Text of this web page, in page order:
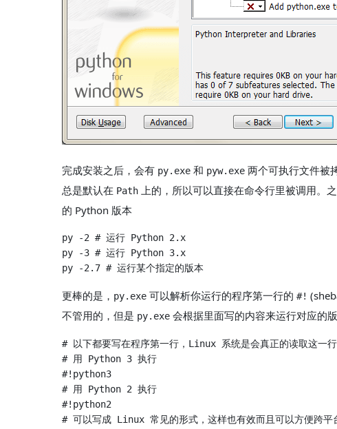
完成安装之后，会有 py.exe 和 pyw.exe 两个可执行文件被
总是默认在 Path 上的，所以可以直接在命令行里被调用。
的 Python 版本
更棒的是， py.exe 可以解析你运行的程序第一行的 #!
不管用的，但是 py.exe 会根据里面写的内容来运行对应的版